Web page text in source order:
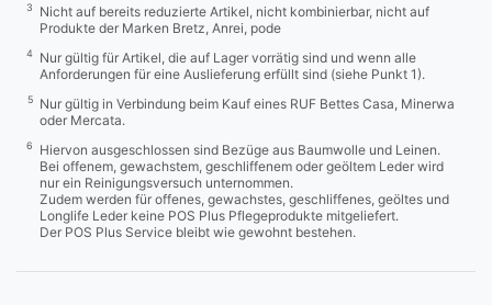
3
Nicht auf bereits reduzierte Artikel, nicht kombinierbar, nicht auf
Produkte der Marken Bretz, Anrei, pode
4
Nur gültig für Artikel, die auf Lager vorrätig sind und wenn alle
Anforderungen für eine Auslieferung erfüllt sind (siehe Punkt 1).
5
Nur gültig in Verbindung beim Kauf eines RUF Bettes Casa, Minerwa
oder Mercata.
6
Hiervon ausgeschlossen sind Bezüge aus Baumwolle und Leinen.
Bei offenem, gewachstem, geschliffenem oder geöltem Leder wird
nur ein Reinigungsversuch unternommen.
Zudem werden für offenes, gewachstes, geschliffenes, geöltes und
Longlife Leder keine POS Plus Pflegeprodukte mitgeliefert.
Der POS Plus Service bleibt wie gewohnt bestehen.